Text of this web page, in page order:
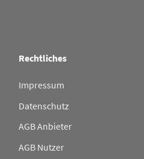
Rechtliches
Impressum
Datenschutz
AGB Anbieter
AGB Nutzer